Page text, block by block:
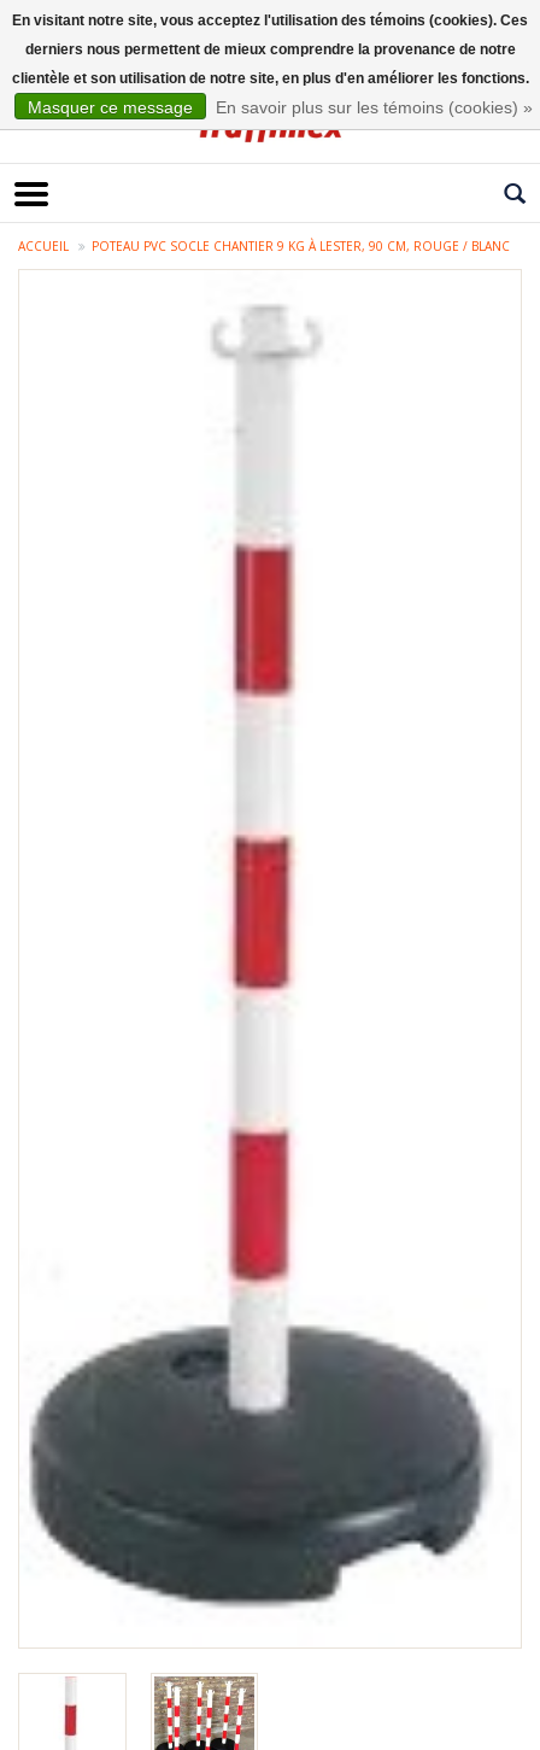
ACCUEIL POTEAU PVC SOCLE CHANTIER 9 KG À LESTER, 90 CM, ROUGE / BLANC
En visitant notre site, vous acceptez l'utilisation des témoins (cookies). Ces
derniers nous permettent de mieux comprendre la provenance de notre
clientèle et son utilisation de notre site, en plus d'en améliorer les fonctions.
Masquer ce message En savoir plus sur les témoins (cookies) »